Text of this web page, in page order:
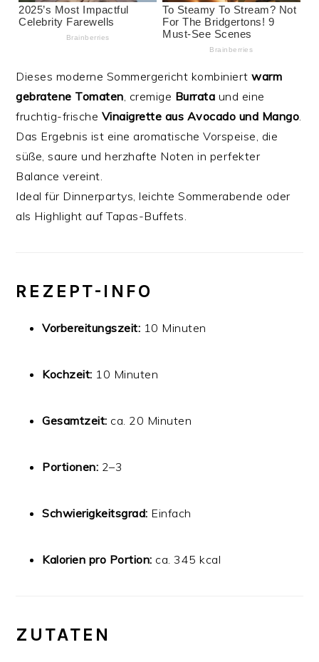
Dieses moderne Sommergericht kombiniertwarm
gebratene Tomaten , cremige Burrata und eine
fruchtig-frische Vinaigrette aus Avocado und Mango
Das Ergebnis ist eine aromatische Vorspeise, die
süße, saure und herzhafte Noten in perfekter
Balance vereint.
Ideal für Dinnerpartys, leichte Sommerabende oder
als Highlight auf Tapas-Buffets.
REZEPT-INFO
Vorbereitungszeit: 10 Minuten
Kochzeit: 10 Minuten
Gesamtzeit: ca. 20 Minuten
Portionen: 2–3
Schwierigkeitsgrad: Einfach
Kalorien pro Portion: ca. 345 kcal
ZUTATEN